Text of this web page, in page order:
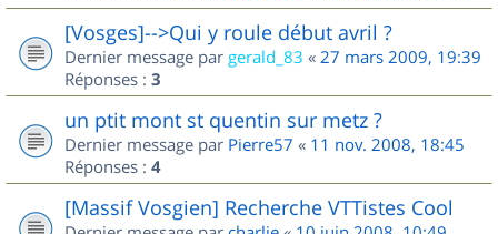
[Vosges]-->Qui y roule début avril ?
Dernier message par gerald_83 « 27 mars 2009, 19:39
Réponses : 3
un ptit mont st quentin sur metz ?
Dernier message par Pierre57 « 11 nov. 2008, 18:45
Réponses : 4
[Massif Vosgien] Recherche VTTistes Cool